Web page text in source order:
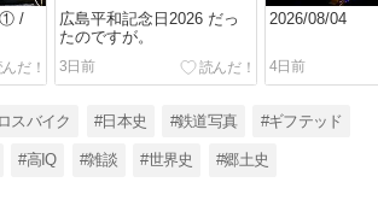
① /
広島平和記念日2026 だっ
たのですが。
3日前
2026/08/04
4日前
スバイク #日本史 #鉄道写真 #ギフテッド
#高IQ #雑談 #世界史 #郷土史